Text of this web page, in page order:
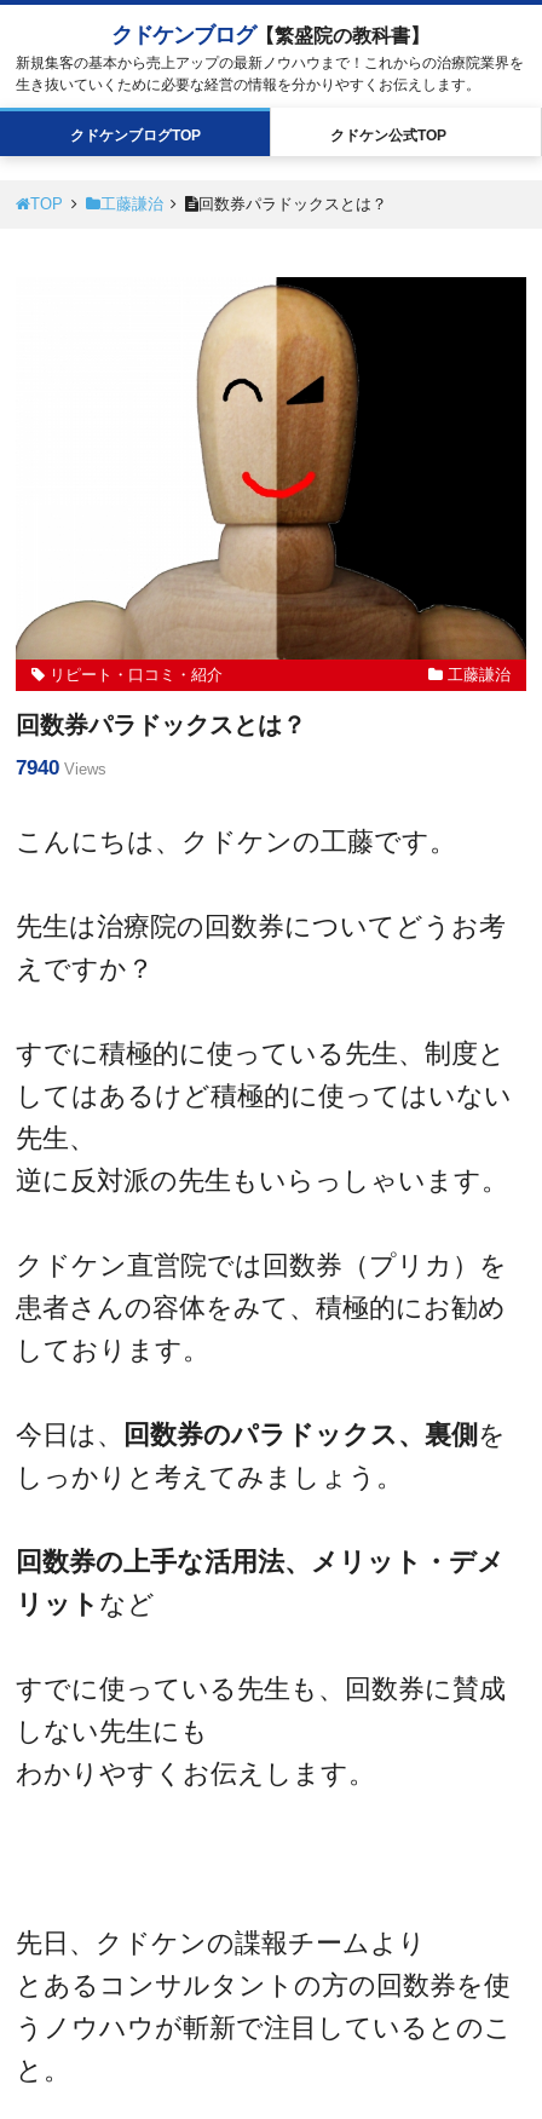
クドケンブログ【繁盛院の教科書】
新規集客の基本から売上アップの最新ノウハウまで！これからの治療院業界を
生き抜いていくために必要な経営の情報を分かりやすくお伝えします。
クドケンブログTOP クドケン公式TOP
TOP 工藤謙治 回数券パラドックスとは？
リピート・口コミ・紹介 工藤謙治
回数券パラドックスとは？
7940 Views
こんにちは、クドケンの工藤です。
先生は治療院の回数券についてどうお考
えですか？
すでに積極的に使っている先生、制度と
してはあるけど積極的に使ってはいない
先生、
逆に反対派の先生もいらっしゃいます。
クドケン直営院では回数券（プリカ）を
患者さんの容体をみて、積極的にお勧め
しております。
今日は、 回数券のパラドックス、裏側 を
しっかりと考えてみましょう。
回数券の上手な活用法、メリット・デメ
リット など
すでに使っている先生も、回数券に賛成
しない先生にも
わかりやすくお伝えします。
先日、クドケンの諜報チームより
とあるコンサルタントの方の回数券を使
うノウハウが斬新で注目しているとのこ
と。